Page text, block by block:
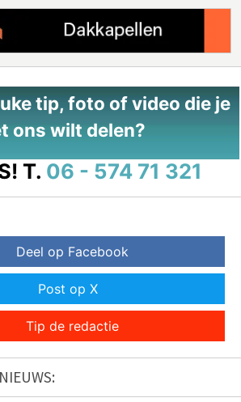
tip, foto of video die je
ons wilt delen?
T. 06 - 574 71 321
Deel op Facebook
Post op X
Tip de redactie